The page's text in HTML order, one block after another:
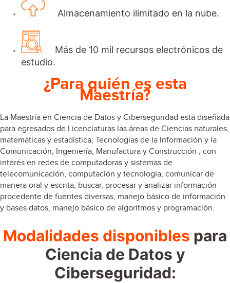
Almacenamiento ilimitado en la nube.
Más de 10 mil recursos electrónicos de
estudio.
¿Para quién es esta
Maestría?
La Maestría en Ciencia de Datos y Ciberseguridad está diseñada
para egresados de Licenciaturas las áreas de Ciencias naturales,
matemáticas y estadística; Tecnologías de la Información y la
Comunicación; Ingeniería, Manufactura y Construcción , con
interés en redes de computadoras y sistemas de
telecomunicación, computación y tecnología, comunicar de
manera oral y escrita, buscar, procesar y analizar información
procedente de fuentes diversas, manejo básico de información
y bases datos, manejo básico de algoritmos y programación.
Modalidades disponibles para
Ciencia de Datos y
Ciberseguridad: